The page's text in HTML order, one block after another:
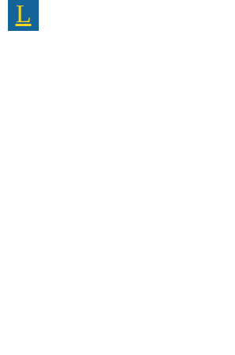
Passar para o conteúdo principal
L